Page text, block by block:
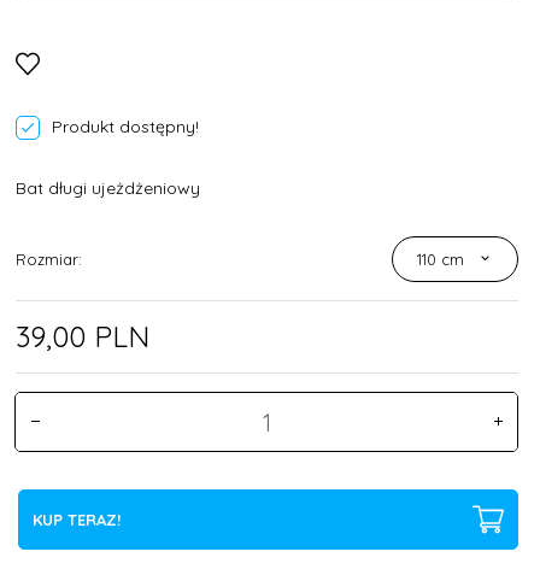
Produkt dostępny!
Bat długi ujeżdżeniowy
Rozmiar: 110 cm
39,00 PLN
KUP TERAZ!